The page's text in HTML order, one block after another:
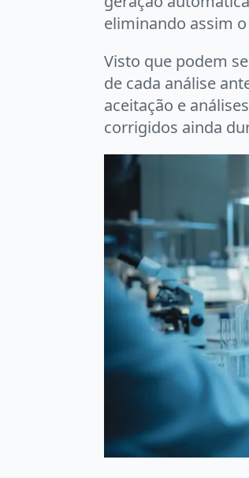
eliminando assim
Visto que podem
de cada análise
aceitação e
corrigidos ainda